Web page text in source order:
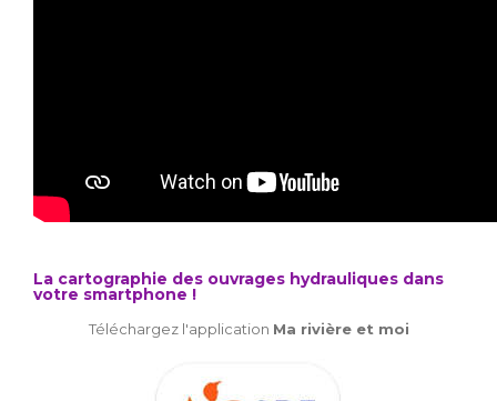
La cartographie des ouvrages hydrauliques dans
votre smartphone !
Téléchargez l'application Ma rivière et moi